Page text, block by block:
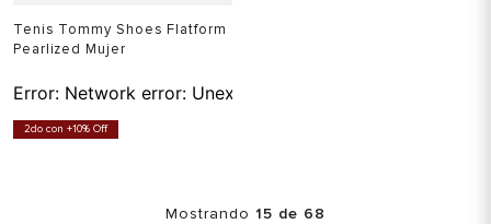
Tenis Tommy Shoes Flatform
Pearlized Mujer
Error: Network error: Unexpected token T in JSON at
2do con +10% Off
Mostrando 15 de 68